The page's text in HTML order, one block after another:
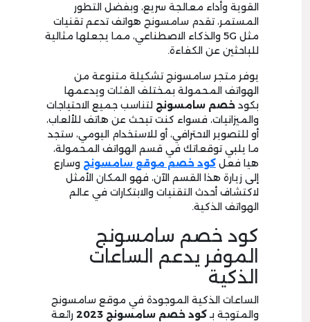
القوية وأداء معالجة سريع، وبفضل التطور
المستمر، تقدم سامسونج هواتف تدعم تقنيات
مثل 5G والذكاء الاصطناعي، مما يجعلها مثالية
للباحثين عن الكفاءة.
يوفر متجر سامسونج تشكيلة متنوعة من
الهواتف المحمولة بمختلف الفئات ويدعمها
بكود خصم سامسونج لتناسب جميع الاحتياجات
والميزانيات، فسواء كنت تبحث عن هاتف للألعاب،
أو للتصوير الاحترافي، أو للاستخدام اليومي، ستجد
ما يلبي توقعاتك في قسم الهواتف المحمولة،
هيا فعل كود خصم موقع سامسونج وسارع
إلى زيارة هذا القسم الآن، فهو المكان الأمثل
لاكتشاف أحدث التقنيات والابتكارات في عالم
الهواتف الذكية.
كود خصم سامسونج
الموفر يدعم الساعات
الذكية
الساعات الذكية الموجودة في موقع سامسونج
والمتوجة بـكود خصم سامسونج 2023
رائعة